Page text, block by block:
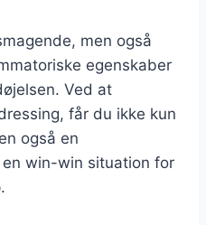
men også
egenskaber
Ved at
får du ikke kun
også en
win-win situation for